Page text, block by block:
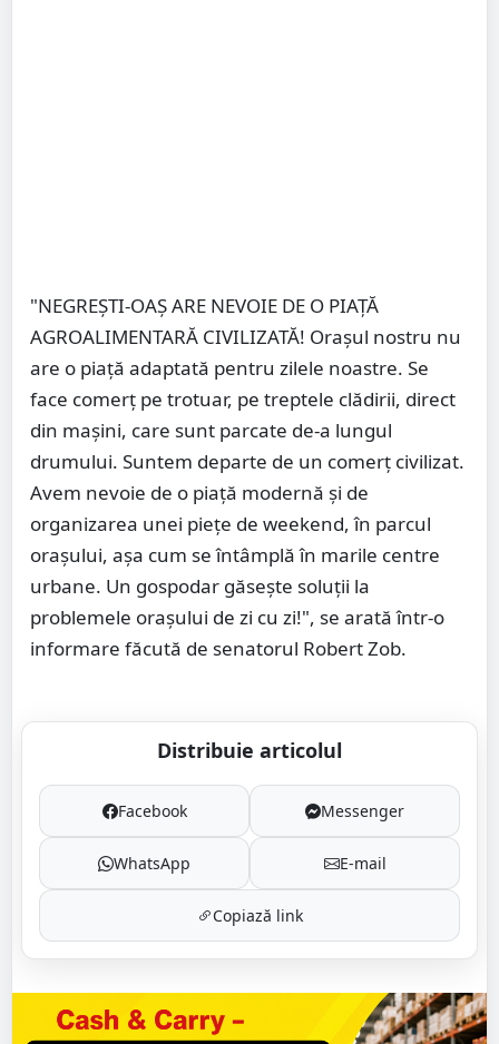
"NEGREȘTI-OAȘ ARE NEVOIE DE O PIAȚĂ
AGROALIMENTARĂ CIVILIZATĂ! Orașul nostru nu
are o piață adaptată pentru zilele noastre. Se
face comerț pe trotuar, pe treptele clădirii, direct
din mașini, care sunt parcate de-a lungul
drumului. Suntem departe de un comerț civilizat.
Avem nevoie de o piață modernă și de
organizarea unei piețe de weekend, în parcul
orașului, așa cum se întâmplă în marile centre
urbane. Un gospodar găsește soluții la
problemele orașului de zi cu zi!", se arată într-o
informare făcută de senatorul Robert Zob.
Distribuie articolul
Facebook Messenger
WhatsApp E-mail
Copiază link